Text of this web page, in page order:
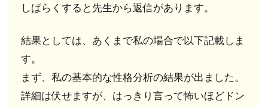
占い
成年
でも
利用
でき
る？
しばらくすると先生から返信があります。
結果としては、あくまで私の場合で以下記載しま
す。
まず、私の基本的な性格分析の結果が出ました。
詳細は伏せますが、はっきり言って怖いほどドン